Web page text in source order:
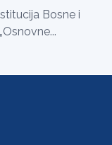
Bosne i